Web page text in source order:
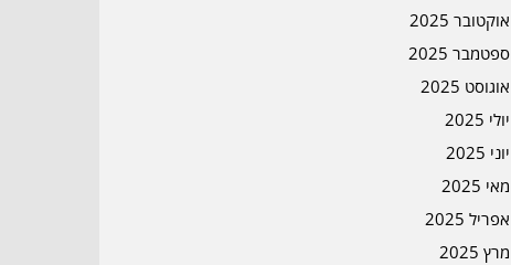
אוקטובר 2025
ספטמבר 2025
אוגוסט 2025
יולי 2025
יוני 2025
מאי 2025
אפריל 2025
מרץ 2025